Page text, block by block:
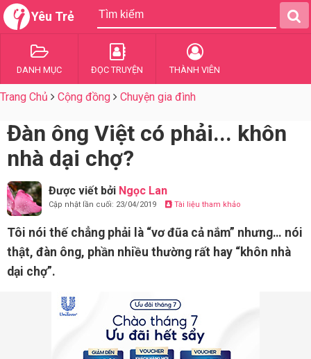
Yêu Trẻ
DANH MỤC ĐỌC TRUYỆN THÀNH VIÊN
Trang Chủ Cộng đồng Chuyện gia đình
Đàn ông Việt có phải... khôn
nhà dại chợ?
Được viết bởi Ngọc Lan
Cập nhật lần cuối: 23/04/2019 Tài liệu tham khảo
Tôi nói thế chẳng phải là “vơ đũa cả nắm” nhưng… nói
thật, đàn ông, phần nhiều thường rất hay “khôn nhà
dại chợ”.